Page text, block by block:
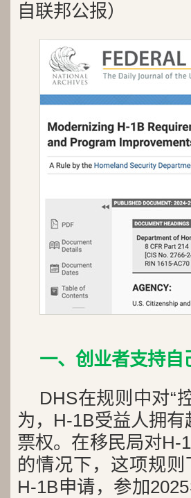
自联邦公报）
一、创业者支持
DHS在规则中对“
为，H-1B受益人拥
票权。在移民局对H-
的情况下，这项规
H-1B申请，参加